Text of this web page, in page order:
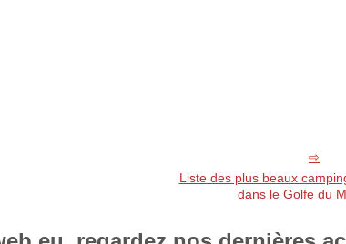
Liste des plus beaux
dans le Golfe du